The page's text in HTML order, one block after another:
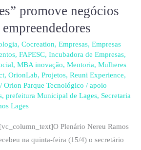
promove negócios
, Cocreation, Empresas, Empresas
, FAPESC, Incubadora de Empresas,
, MBA inovação, Mentoria, Mulheres
, OrionLab, Projetos, Reuni Experience,
/ Orion Parque Tecnológico / apoio
, prefeitura Municipal de Lages, Secretaria
Lages
Plenário Nereu Ramos
na quinta-feira (15/4) o secretário